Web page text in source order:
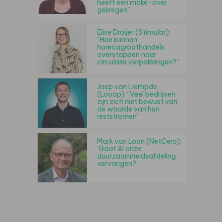
heeft een make-over
gekregen”
Elise Draijer (Stimular):
“Hoe kunnen
horecagroothandels
overstappen naar
circulaire verpakkingen?”
Joep van Liempde
(Looop): “Veel bedrijven
zijn zich niet bewust van
de waarde van hun
reststromen”
Mark van Loon (NetCero):
‘Gaat AI onze
duurzaamheidsafdeling
vervangen?’